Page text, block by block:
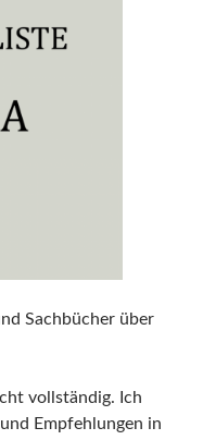
Sachbücher über
vollständig. Ich
Empfehlungen in